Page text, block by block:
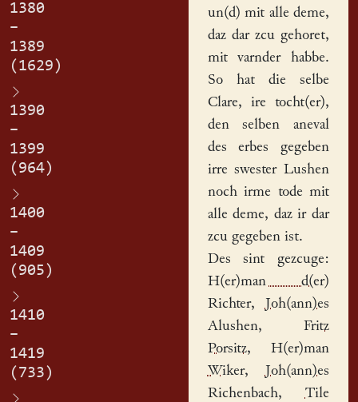
1380
–
1389
(1629)
1390
–
1399
(964)
1400
–
1409
(905)
1410
–
1419
(733)
un(d) mit alle deme,
daz dar zcu gehoret,
mit varnder habbe.
So hat die selbe
Clare, ire tocht(er),
den selben aneval
des erbes gegeben
irre swester Lushen
noch irme tode mit
alle deme, daz ir dar
zcu gegeben ist.
Des sint gezcuge:
H(er)man d(er)
Richter, Joh(ann)es
Alushen, Fritz
Porsitz, H(er)man
Wiker, Joh(ann)es
Richenbach, Tile